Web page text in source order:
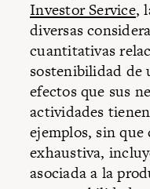
Investor Service,
diversas
cuantitativas
sostenibilidad de
efectos que sus
actividades
ejemplos, sin
exhaustiva,
asociada a la